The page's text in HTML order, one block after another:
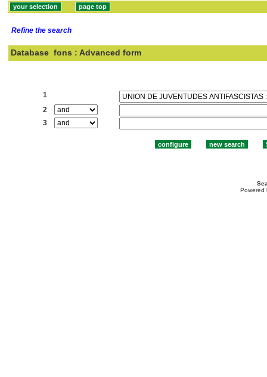
Refine the search
Database fons : Advanced form
1
2
3